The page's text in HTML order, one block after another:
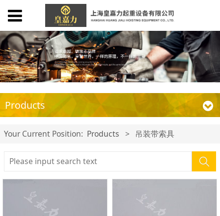
Products
Your Current Position: Products > 吊装带索具